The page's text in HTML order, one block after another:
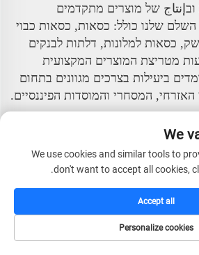
של מוצרים מתקדמים
שלנו כולל: כסאות, כסאות כבוי
כסאות למלונות, דלתות לבנקים
מטריצת המוצרים המקצועית
ביעילות בצרכים מגוונים בתחום
המסחרי והמוסדות הפיננסיים.
טכנולוגיות מתקדמות מחו"ל ושיטות
מודרנית ויעילה ביותר. פילוסופיית
– "אינטגריטי, איכות ראשונה,
– משורשת בכל היבטי
במחקר ופיתוח וניסיון רחב ו
We
We use cookies and similar tools to
don't want to accept all cookies,
Personalize cookies
Accept all